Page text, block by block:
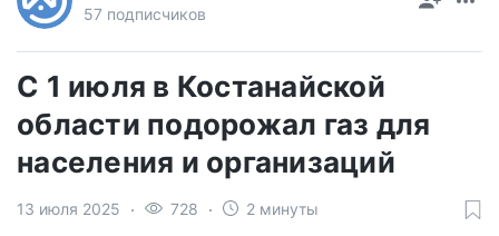
57 подписчиков
С 1 июля в Костанайской
области подорожал газ для
населения и организаций
13 июля 2025 728 2 минуты